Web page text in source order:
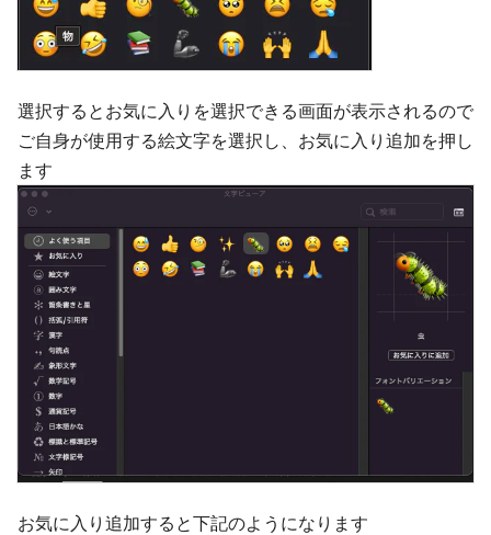
選択するとお気に入りを選択できる画面が表示されるので
ご自身が使用する絵文字を選択し、お気に入り追加を押し
ます
お気に入り追加すると下記のようになります